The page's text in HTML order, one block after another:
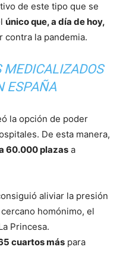
de este tipo que se
único que, a día de hoy,
contra la pandemia.
MEDICALIZADOS
ESPAÑA
la opción de poder
De esta manera,
60.000 plazas a
aliviar la presión
homónimo, el
Princesa.
cuartos más para